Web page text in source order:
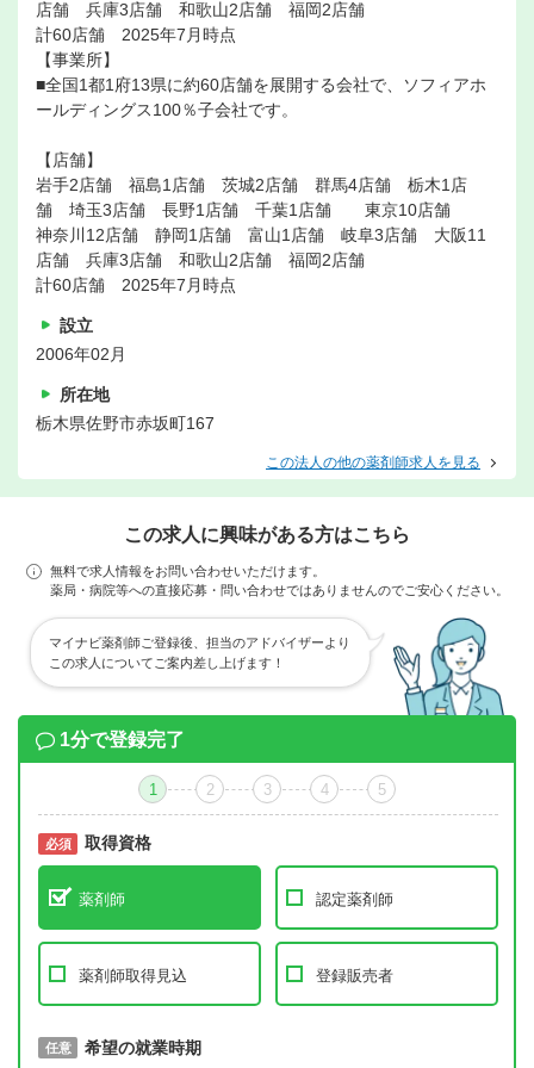
店舗 兵庫3店舗 和歌山2店舗 福岡2店舗
計60店舗 2025年7月時点
【事業所】
■全国1都1府13県に約60店舗を展開する会社で、ソフィアホ
ールディングス100％子会社です。
【店舗】
岩手2店舗 福島1店舗 茨城2店舗 群馬4店舗 栃木1店
舗 埼玉3店舗 長野1店舗 千葉1店舗 東京10店舗
神奈川12店舗 静岡1店舗 富山1店舗 岐阜3店舗 大阪11
店舗 兵庫3店舗 和歌山2店舗 福岡2店舗
計60店舗 2025年7月時点
設立
2006年02月
所在地
栃木県佐野市赤坂町167
この法人の他の薬剤師求人を見る
この求人に興味がある方はこちら
無料で求人情報をお問い合わせいただけます。
薬局・病院等への直接応募・問い合わせではありませんのでご安心ください。
マイナビ薬剤師ご登録後、担当のアドバイザーより
この求人についてご案内差し上げます！
1分で登録完了
1 2 3 4 5
必須 取得資格
薬剤師 認定薬剤師
薬剤師取得見込 登録販売者
必須 取得予定年
任意 希望の就業時期